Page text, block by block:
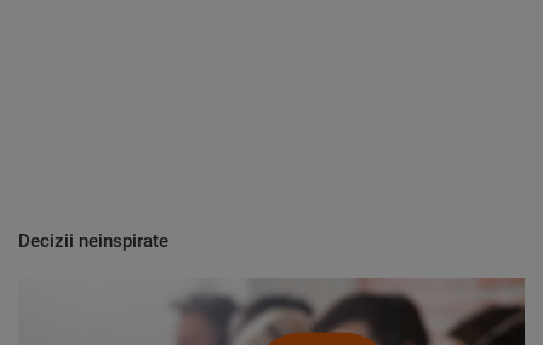
Decizii neinspirate